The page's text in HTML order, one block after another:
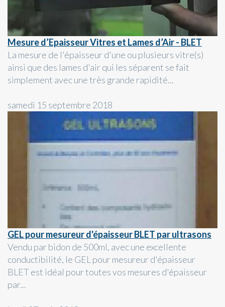
Mesure d’Epaisseur Vitres et Lames d’Air - BLET
La mesure de l'épaisseur d'une ou plusieurs vitre(s)
ainsi que des lames d'air qui les séparent se fait
simplement avec une très grande rapidité...
samedi 15 septembre 2018
GEL pour mesureur d'épaisseur BLET par ultrasons
Vendu par bidon de 500ml, avec une excellente
conductibilité, le GEL pour mesureur d'épaisseur
BLET est idéal pour toutes vos mesures d'épaisseur
par...